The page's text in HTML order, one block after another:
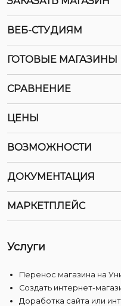
ВЕБ-СТУДИЯМ
ГОТОВЫЕ МАГАЗИНЫ
СРАВНЕНИЕ
ЦЕНЫ
ВОЗМОЖНОСТИ
ДОКУМЕНТАЦИЯ
МАРКЕТПЛЕЙС
Услуги
Перенос магазина на
Создать интернет-
Доработка сайта или